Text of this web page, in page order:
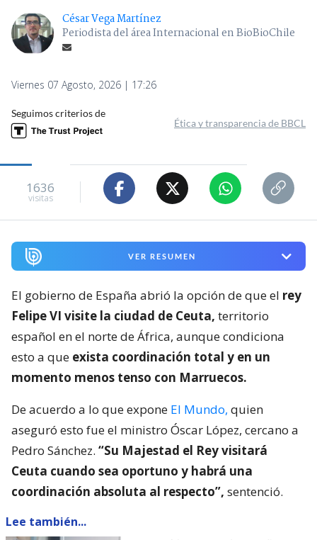
César Vega Martínez
Periodista del área Internacional en BioBioChile
Viernes 07 Agosto, 2026 | 17:26
Seguimos criterios de
Ética y transparencia de BBCL
1636
visitas
VER RESUMEN
El gobierno de España abrió la opción de que el rey
Felipe VI visite la ciudad de Ceuta, territorio
español en el norte de África, aunque condiciona
esto a que exista coordinación total y en un
momento menos tenso con Marruecos.
De acuerdo a lo que expone El Mundo, quien
aseguró esto fue el ministro Óscar López, cercano a
Pedro Sánchez. “Su Majestad el Rey visitará
Ceuta cuando sea oportuno y habrá una
coordinación absoluta al respecto”, sentenció.
Lee también...